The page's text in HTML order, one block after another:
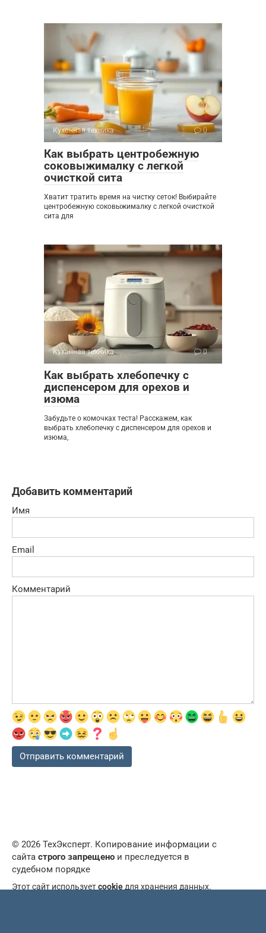
Кухонная техника 0
Как выбрать центробежную
соковыжималку с легкой
очисткой сита
Хватит тратить время на чистку сеток! Выбирайте
центробежную соковыжималку с легкой очисткой
сита для
Кухонная техника 0
Как выбрать хлебопечку с
диспенсером для орехов и
изюма
Забудьте о комочках теста! Расскажем, как
выбрать хлебопечку с диспенсером для орехов и
изюма,
Добавить комментарий
Имя
Email
Комментарий
© 2026 ТехЭксперт. Копирование информации с
сайта строго запрещено и преследуется в
судебном порядке
Этот сайт используетcookieдля хранения данных.